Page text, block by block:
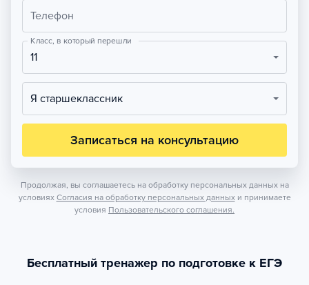
Телефон
Класс, в который перешли
11
Я старшеклассник
Записаться на консультацию
Продолжая, вы соглашаетесь на обработку персональных данных на
условиях Согласия на обработку персональных данных и принимаете
условия Пользовательского соглашения.
Бесплатный тренажер по подготовке к ЕГЭ